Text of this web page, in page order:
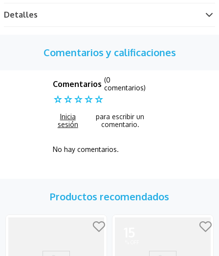
Detalles
Comentarios y calificaciones
☆☆☆☆☆
(0
comentarios)
No hay comentarios.
Productos recomendados